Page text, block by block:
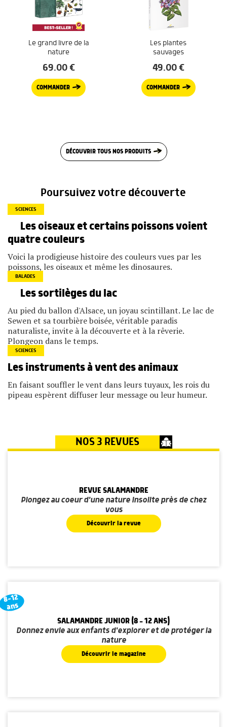
Le grand livre de la
nature
69.00€
COMMANDER
Les plantes
sauvages
49.00€
COMMANDER
DÉCOUVRIR TOUS NOS PRODUITS
Poursuivez votre découverte
SCIENCES
Les oiseaux et certains poissons voient
quatre couleurs
Voici la prodigieuse histoire des couleurs vues par les
poissons, les oiseaux et même les dinosaures.
BALADES
Les sortilèges du lac
Au pied du ballon d'Alsace, un joyau scintillant. Le lac de
Sewen et sa tourbière boisée, véritable paradis
naturaliste, invite à la découverte et à la rêverie.
Plongeon dans le temps.
SCIENCES
Les instruments à vent des animaux
En faisant souffler le vent dans leurs tuyaux, les rois du
pipeau espèrent diffuser leur message ou leur humeur.
NOS 3 REVUES
REVUE SALAMANDRE
Plongez au coeur d'une nature insolite près de chez
vous
Découvrir la revue
8-12
ans
SALAMANDRE JUNIOR (8 - 12 ANS)
Donnez envie aux enfants d'explorer et de protéger la
nature
Découvrir le magazine